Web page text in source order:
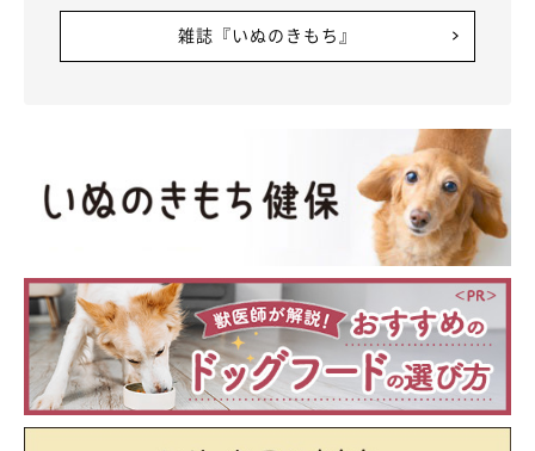
雑誌『いぬのきもち』